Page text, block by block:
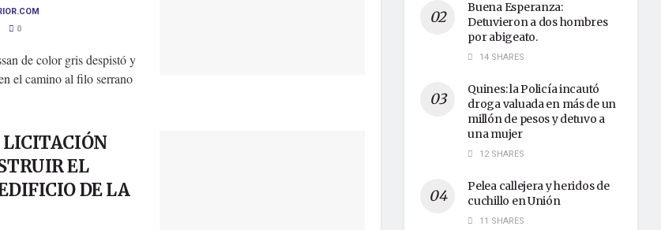
0
de color gris despistó y
el camino al filo serrano
LICITACIÓN
EL
DE LA
Buena Esperanza:
Detuvieron a dos hombres
por abigeato.
14 SHARES
Quines: la Policía incautó
droga valuada en más de un
millón de pesos y detuvo a
una mujer
12 SHARES
Pelea callejera y heridos de
cuchillo en Unión
11 SHARES